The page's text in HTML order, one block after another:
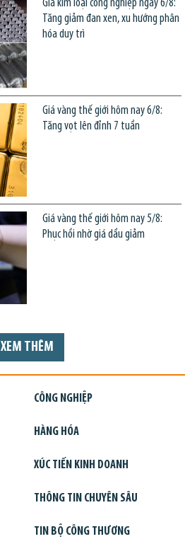
Giá kim loại công nghiệp ngày 6/8:
Tăng giảm đan xen, xu hướng phân
hóa duy trì
Giá vàng thế giới hôm nay 6/8:
Tăng vọt lên đỉnh 7 tuần
Giá vàng thế giới hôm nay 5/8:
Phục hồi nhờ giá dầu giảm
XEM THÊM
CÔNG NGHIỆP
HÀNG HÓA
XÚC TIẾN KINH DOANH
THÔNG TIN CHUYÊN SÂU
TIN BỘ CÔNG THƯƠNG